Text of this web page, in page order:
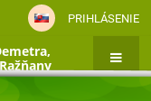
PRIHLÁSENIE